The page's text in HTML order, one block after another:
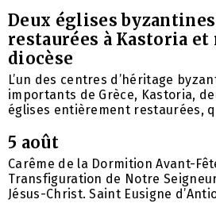
Deux églises
restaurées à Kastoria
diocèse
L’un des centres d’héritage
importants de Grèce, Kastoria,
églises entièrement restaurées,
5 août
Carême de la Dormition Avant-
Transfiguration de Notre
Jésus-Christ. Saint Eusigne